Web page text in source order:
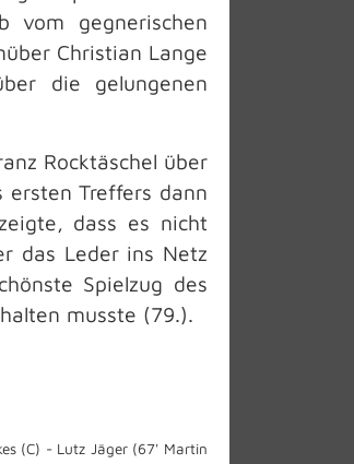
vom gegnerischen
Christian Lange
die gelungenen
Rocktäschel über
Treffers dann
dass es nicht
das Leder ins Netz
Spielzug des
musste (79.).
(C) - Lutz Jäger (67' Martin